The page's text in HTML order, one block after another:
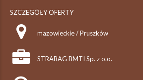
SZCZEGÓŁY OFERTY
mazowieckie / Pruszków
STRABAG BMTI Sp. z o.o.